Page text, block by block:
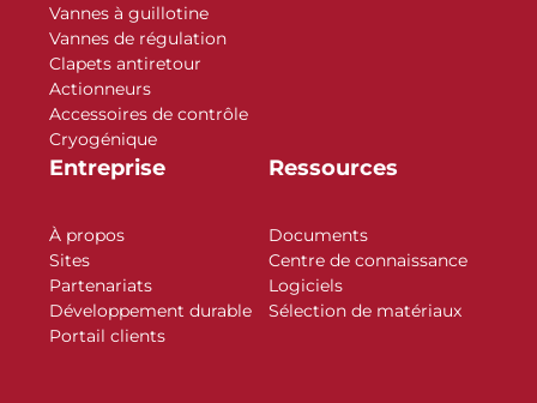
Vannes à guillotine
Vannes de régulation
Clapets antiretour
Actionneurs
Accessoires de contrôle
Cryogénique
Entreprise
À propos
Sites
Partenariats
Développement durable
Portail clients
Ressources
Documents
Centre de connaissance
Logiciels
Sélection de matériaux